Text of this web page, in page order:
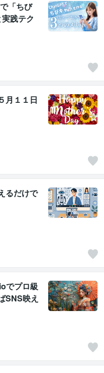
「ちび
践テク
月１１日
るだけで
でプロ級
SNS映え